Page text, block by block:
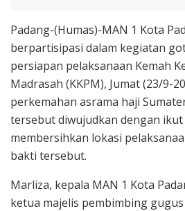
Padang-(Humas)-MAN 1 Kota
berpartisipasi dalam kegiatan
persiapan pelaksanaan Kemah
Madrasah (KKPM), Jumat (23/9-
perkemahan asrama haji
tersebut diwujudkan dengan ikut
membersihkan lokasi
bakti tersebut.
Marliza, kepala MAN 1 Kota
ketua majelis pembimbing